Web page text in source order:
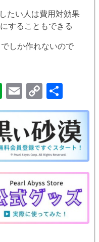
たい人は費用対効果
することもできる
でしか作れないので
E
v
er
n
ot
e
E
m
ail
C
o
p
y
Li
n
k
有